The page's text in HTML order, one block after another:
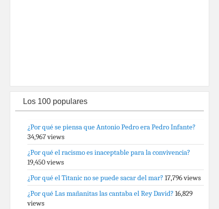
Los 100 populares
¿Por qué se piensa que Antonio Pedro era Pedro Infante?
34,967 views
¿Por qué el racismo es inaceptable para la convivencia?
19,450 views
¿Por qué el Titanic no se puede sacar del mar? 17,796 views
¿Por qué Las mañanitas las cantaba el Rey David? 16,829
views